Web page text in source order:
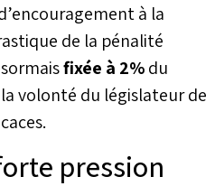
à la
de la pénalité
fixée à 2%du
volonté du législateur de
pression